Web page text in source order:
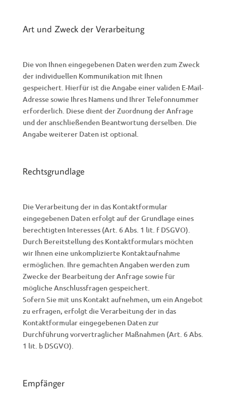
Art und Zweck der Verarbeitung
Die von Ihnen eingegebenen Daten werden zum Zweck
der individuellen Kommunikation mit Ihnen
gespeichert. Hierfür ist die Angabe einer validen E-Mail-
Adresse sowie Ihres Namens und Ihrer Telefonnummer
erforderlich. Diese dient der Zuordnung der Anfrage
und der anschließenden Beantwortung derselben. Die
Angabe weiterer Daten ist optional.
Rechtsgrundlage
Die Verarbeitung der in das Kontaktformular
eingegebenen Daten erfolgt auf der Grundlage eines
berechtigten Interesses (Art. 6 Abs. 1 lit. f DSGVO).
Durch Bereitstellung des Kontaktformulars möchten
wir Ihnen eine unkomplizierte Kontaktaufnahme
ermöglichen. Ihre gemachten Angaben werden zum
Zwecke der Bearbeitung der Anfrage sowie für
mögliche Anschlussfragen gespeichert.
Sofern Sie mit uns Kontakt aufnehmen, um ein Angebot
zu erfragen, erfolgt die Verarbeitung der in das
Kontaktformular eingegebenen Daten zur
Durchführung vorvertraglicher Maßnahmen (Art. 6 Abs.
1 lit. b DSGVO).
Empfänger